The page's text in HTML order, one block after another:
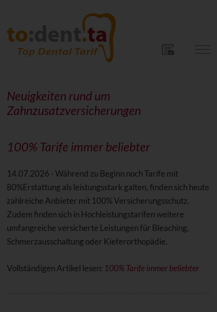
Neuigkeiten rund um
Zahnzusatzversicherungen
100% Tarife immer beliebter
14.07.2026 - Während zu Beginn noch Tarife mit
80%Erstattung als leistungsstark galten, finden sich heute
zahlreiche Anbieter mit 100% Versicherungsschutz.
Zudem finden sich in Hochleistungstarifen weitere
umfangreiche versicherte Leistungen für Bleaching,
Schmerzausschaltung oder Kieferorthopädie.
Vollständigen Artikel lesen: 100% Tarife immer beliebter